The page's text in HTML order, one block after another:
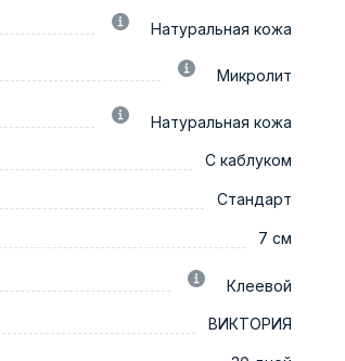
Натуральная кожа
Микролит
Натуральная кожа
С каблуком
Стандарт
7 см
Клеевой
ВИКТОРИЯ